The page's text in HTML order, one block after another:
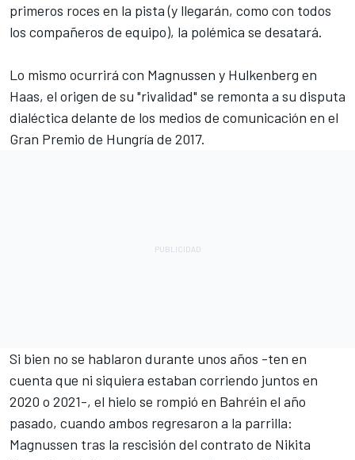
primeros roces en la pista (y llegarán, como con todos
los compañeros de equipo), la polémica se desatará.
Lo mismo ocurrirá con Magnussen y Hulkenberg en
Haas, el origen de su "rivalidad" se remonta a su disputa
dialéctica delante de los medios de comunicación en el
Gran Premio de Hungría de 2017.
Si bien no se hablaron durante unos años -ten en
cuenta que ni siquiera estaban corriendo juntos en
2020 o 2021-, el hielo se rompió en Bahréin el año
pasado, cuando ambos regresaron a la parrilla:
Magnussen tras la rescisión del contrato de Nikita